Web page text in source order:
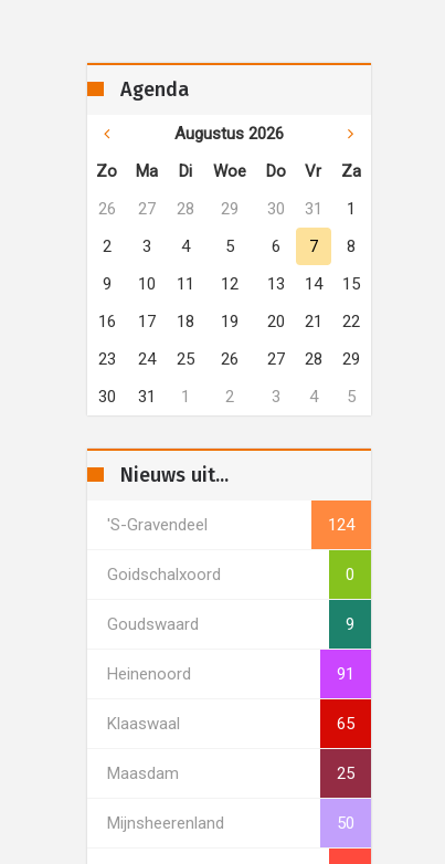
Agenda
Augustus 2026
Zo
Ma Di Woe Do Vr
Za
26
27 28 29 30 31
1
2
3 4 5 6 7
8
9
10 11 12 13 14
15
16
17 18 19 20 21
22
23
24 25 26 27 28
29
30
31 1 2 3 4 5
Nieuws uit...
's-Gravendeel 124
Goidschalxoord 0
Goudswaard 9
Heinenoord 91
Klaaswaal 65
Maasdam 25
Mijnsheerenland 50